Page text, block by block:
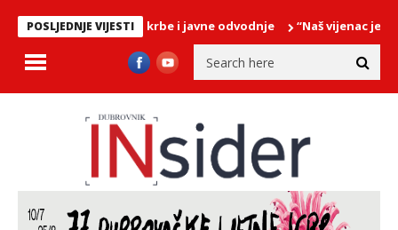
POSLJEDNJE VIJESTI
mreže vodoopskrbe i javne odvodnje “Naš vijenac je